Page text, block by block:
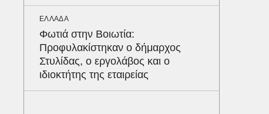
ΕΛΛΑΔΑ
Φωτιά στην Βοιωτία:
Προφυλακίστηκαν ο δήμαρχος
Στυλίδας, ο εργολάβος και ο
ιδιοκτήτης της εταιρείας